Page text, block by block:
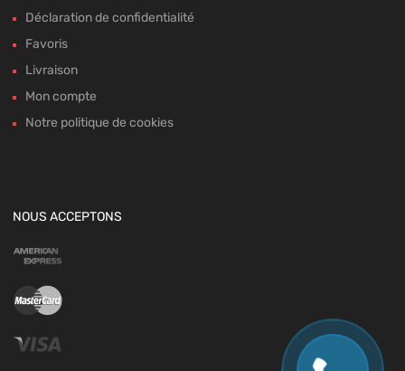
Déclaration de confidentialité
Favoris
Livraison
Mon compte
Notre politique de cookies
NOUS ACCEPTONS